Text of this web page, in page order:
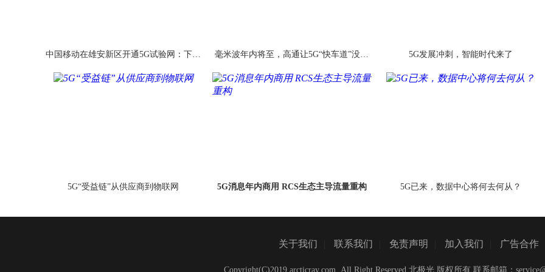
中国移动在雄安新区开通5G试验网：下载
毫米波年内将至，高通让5G“快车道”没有
5G发展冲刺，智能时代来了
5G“受益链”从供应商到物联网 5G消息年内商用 RCS生态主导流量重构 5G已来，数据中心将何去何从？
关于我们 联系我们 免责声明 加入我们 广告合作
Copyright(C)2019 arcticray.com ,All Right Reserved 北极光 版权所有 联系邮箱：